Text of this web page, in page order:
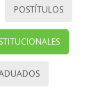
POSTÍTULOS